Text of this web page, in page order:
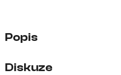
Popis
Diskuze